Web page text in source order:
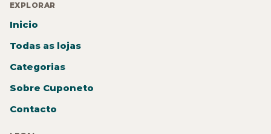
EXPLORAR
Inicio
Todas as lojas
Categorias
Sobre Cuponeto
Contacto